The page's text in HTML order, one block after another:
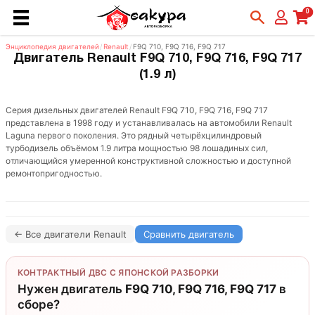
0
Энциклопедия двигателей/ Renault / F9Q 710, F9Q 716, F9Q 717
Двигатель Renault F9Q 710, F9Q 716, F9Q 717
(1.9 л)
Серия дизельных двигателей Renault F9Q 710, F9Q 716, F9Q 717
представлена в 1998 году и устанавливалась на автомобили Renault
Laguna первого поколения. Это рядный четырёхцилиндровый
турбодизель объёмом 1.9 литра мощностью 98 лошадиных сил,
отличающийся умеренной конструктивной сложностью и доступной
ремонтопригодностью.
← Все двигатели Renault Сравнить двигатель
КОНТРАКТНЫЙ ДВС С ЯПОНСКОЙ РАЗБОРКИ
Нужен двигатель F9Q 710, F9Q 716, F9Q 717 в
сборе?